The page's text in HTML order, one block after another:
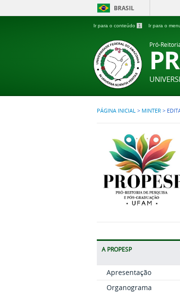
BRASIL
Ir para o conteúdo 1 Ir para o
Pró-
PÁGINA INICIAL > MINTER >
A PROPESP
Apresentação
Organograma